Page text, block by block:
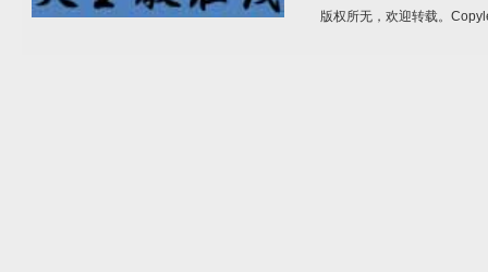
版权所无，欢迎转载。